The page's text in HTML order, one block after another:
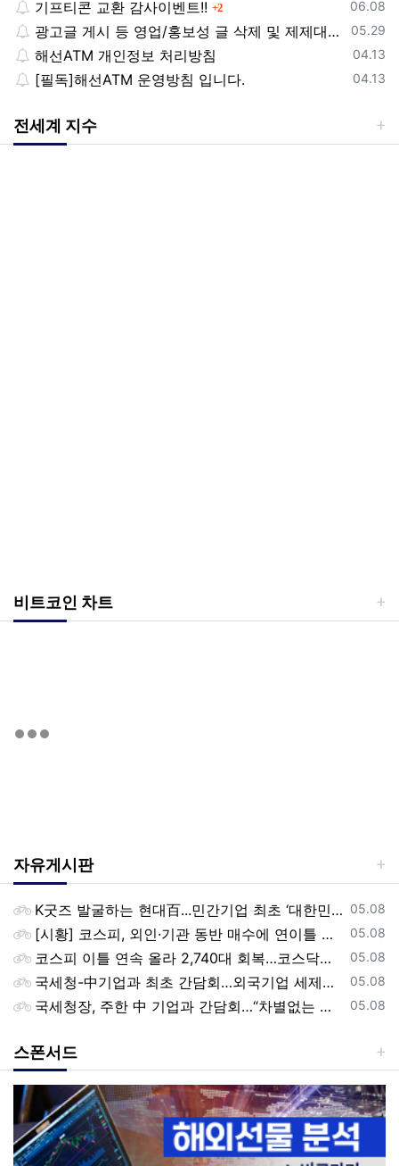
등록일
06.08
기프티콘 교환 감사이벤트!! 2댓글
등록일
05.29
광고글 게시 등 영업/홍보성 글 삭제 및 제제대상입니다.
등록일
04.13
해선ATM 개인정보 처리방침
등록일
04.13
[필독]해선ATM 운영방침 입니다.
전세계 지수
비트코인 차트
자유게시판
등록일
05.08
K굿즈 발굴하는 현대百...민간기업 최초 ‘대한민국 관광공모전’ 후원
등록일
05.08
[시황] 코스피, 외인·기관 동반 매수에 연이틀 상승…2745.05 마감
등록일
05.08
코스피 이틀 연속 올라 2,740대 회복…코스닥은 강보합(종합)
등록일
05.08
국세청-中기업과 최초 간담회…외국기업 세제혜택 등 논의
등록일
05.08
국세청장, 주한 中 기업과 간담회…“차별없는 공정과세 약속”
스폰서드